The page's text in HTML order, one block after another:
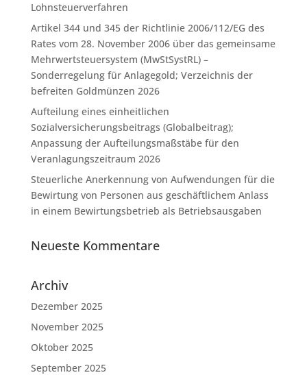
Lohnsteuerverfahren
Artikel 344 und 345 der Richtlinie 2006/112/EG des
Rates vom 28. November 2006 über das gemeinsame
Mehrwertsteuersystem (MwStSystRL) –
Sonderregelung für Anlagegold; Verzeichnis der
befreiten Goldmünzen 2026
Aufteilung eines einheitlichen
Sozialversicherungsbeitrags (Globalbeitrag);
Anpassung der Aufteilungsmaßstäbe für den
Veranlagungszeitraum 2026
Steuerliche Anerkennung von Aufwendungen für die
Bewirtung von Personen aus geschäftlichem Anlass
in einem Bewirtungsbetrieb als Betriebsausgaben
Neueste Kommentare
Archiv
Dezember 2025
November 2025
Oktober 2025
September 2025